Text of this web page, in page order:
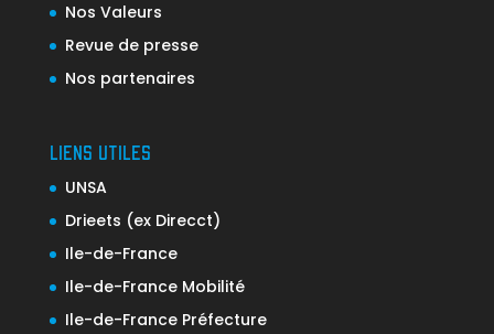
Nos Valeurs
Revue de presse
Nos partenaires
LIENS UTILES
UNSA
Drieets (ex Direcct)
Ile-de-France
Ile-de-France Mobilité
Ile-de-France Préfecture